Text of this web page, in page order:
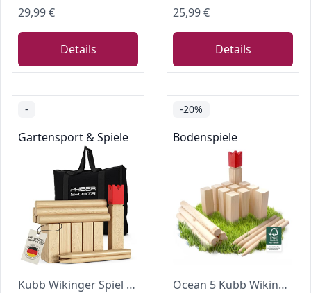
29,99 €
Details
25,99 €
Details
-
Gartensport & Spiele
Kubb Wikinger Spiel aus Holz in Premium Qualität - Aus massivem Holz
-20%
Bodenspiele
Ocean 5 Kubb Wikingerschach Holz, Wurfspiel Garten, Rote Krone